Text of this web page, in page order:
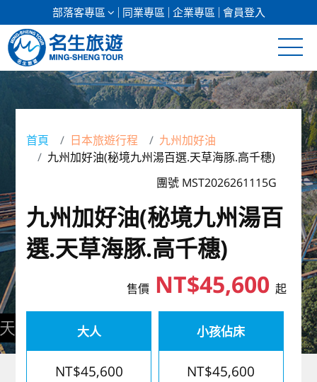
部落客專區 同業專區 企業專區 會員登入
清倉促銷
郵輪假期
海島假期
韓國
東南亞
歐洲
首頁 日本旅遊行程
九州加好油
九州加好油(秘境九州湯百選.天草海豚.高千穗)
團號 MST2026261115G
九州加好油(秘境九州湯百
選.天草海豚.高千穗)
售價NT$45,600 起
大人
NT$45,600
小孩佔床
NT$45,600